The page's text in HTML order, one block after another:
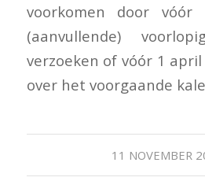
voorkomen door
(aanvullende)
verzoeken of vóór 1
over het voorgaande
11 NOVEMBER
/